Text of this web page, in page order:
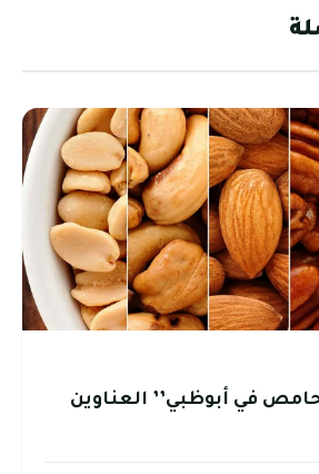
في أبوظبي’’ العناوين